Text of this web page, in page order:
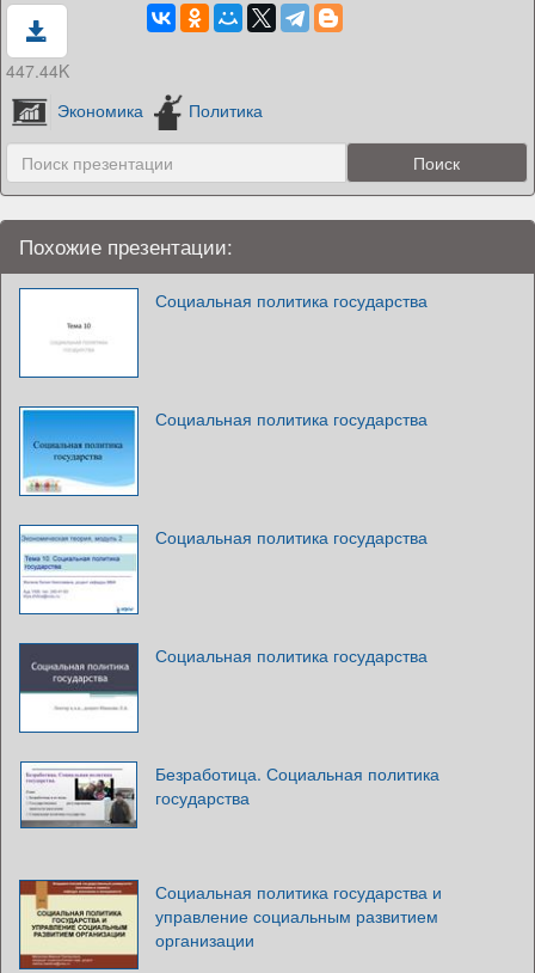
447.44K
Экономика
Политика
Похожие презентации:
Социальная политика государства
Социальная политика государства
Социальная политика государства
Социальная политика государства
Безработица. Социальная политика
государства
Социальная политика государства и
управление социальным развитием
организации